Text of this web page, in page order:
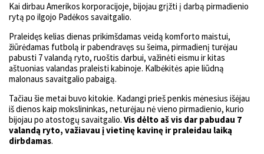
Kai dirbau Amerikos korporacijoje, bijojau grįžti į darbą pirmadienio
rytą po ilgojo Padėkos savaitgalio.
Praleidęs kelias dienas prikimšdamas veidą komforto maistui,
žiūrėdamas futbolą ir pabendravęs su šeima, pirmadienį turėjau
pabusti 7 valandą ryto, ruoštis darbui, važinėti eismu ir kitas
aštuonias valandas praleisti kabinoje. Kalbėkitės apie liūdną
malonaus savaitgalio pabaigą.
Tačiau šie metai buvo kitokie. Kadangi prieš penkis mėnesius išėjau
iš dienos kaip mokslininkas, neturėjau nė vieno pirmadienio, kurio
bijojau po atostogų savaitgalio. Vis dėlto aš vis dar pabudau 7
valandą ryto, važiavau į vietinę kavinę ir praleidau laiką
dirbdamas.